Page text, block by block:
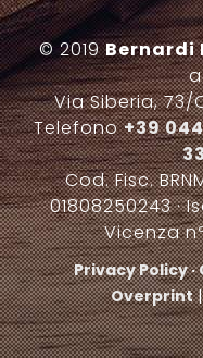
© 2019Bernardi
Via Siberia, 73/
Telefono+39
Cod. Fisc.
01808250243 ·
Vicenza
Privacy Policy·
Overprint